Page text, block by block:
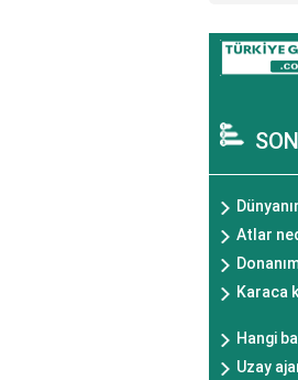
Atlar
Karaca
Hangi
Uzay